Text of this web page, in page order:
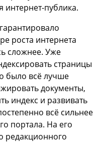
интернет-публика.
роста интернета
сложнее. Уже
страницы
было всё лучше
документы,
индекс и развивать
всё сильнее
портала. На его
редакционного